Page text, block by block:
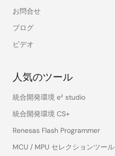
お問合せ
ブログ
ビデオ
人気のツール
統合開発環境 e² studio
統合開発環境 CS+
Renesas Flash Programmer
MCU / MPU セレクションツール